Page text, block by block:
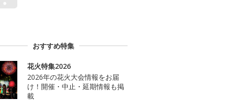
おすすめ特集
花火特集2026
2026年の花火大会情報をお届
け！開催・中止・延期情報も掲
載